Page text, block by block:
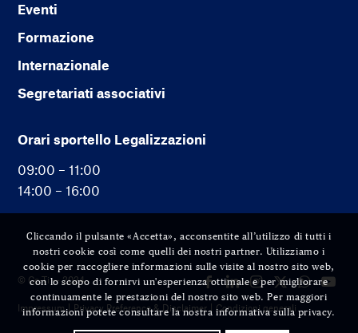
Eventi
Formazione
Internazionale
Segretariati associativi
Orari sportello Legalizzazioni
09:00 – 11:00
14:00 – 16:00
© Cc-Ti — 2024
Impressum Privacy Preference & Disclaimer Condizioni generali
Cliccando il pulsante «Accetta», acconsentite all’utilizzo di tutti i
nostri cookie così come quelli dei nostri partner. Utilizziamo i
cookie per raccogliere informazioni sulle visite al nostro sito web,
con lo scopo di fornirvi un'esperienza ottimale e per migliorare
continuamente le prestazioni del nostro sito web. Per maggiori
informazioni potete consultare la nostra informativa sulla privacy.